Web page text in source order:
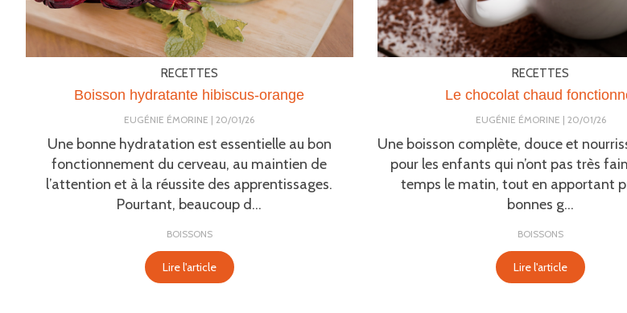
RECETTES
Boisson hydratante hibiscus-orange
EUGÉNIE ÉMORINE 20/01/26
Une bonne hydratation est essentielle au bon
fonctionnement du cerveau, au maintien de
l’attention et à la réussite des apprentissages.
Pourtant, beaucoup d...
BOISSONS
Lire l'article
RECETTES
Le chocolat chaud
EUGÉNIE ÉMORINE 20/01/26
Une boisson complète, douce et
pour les enfants qui n’ont pas très
temps le matin, tout en apportant
bonnes g...
BOISSONS
Lire l'article